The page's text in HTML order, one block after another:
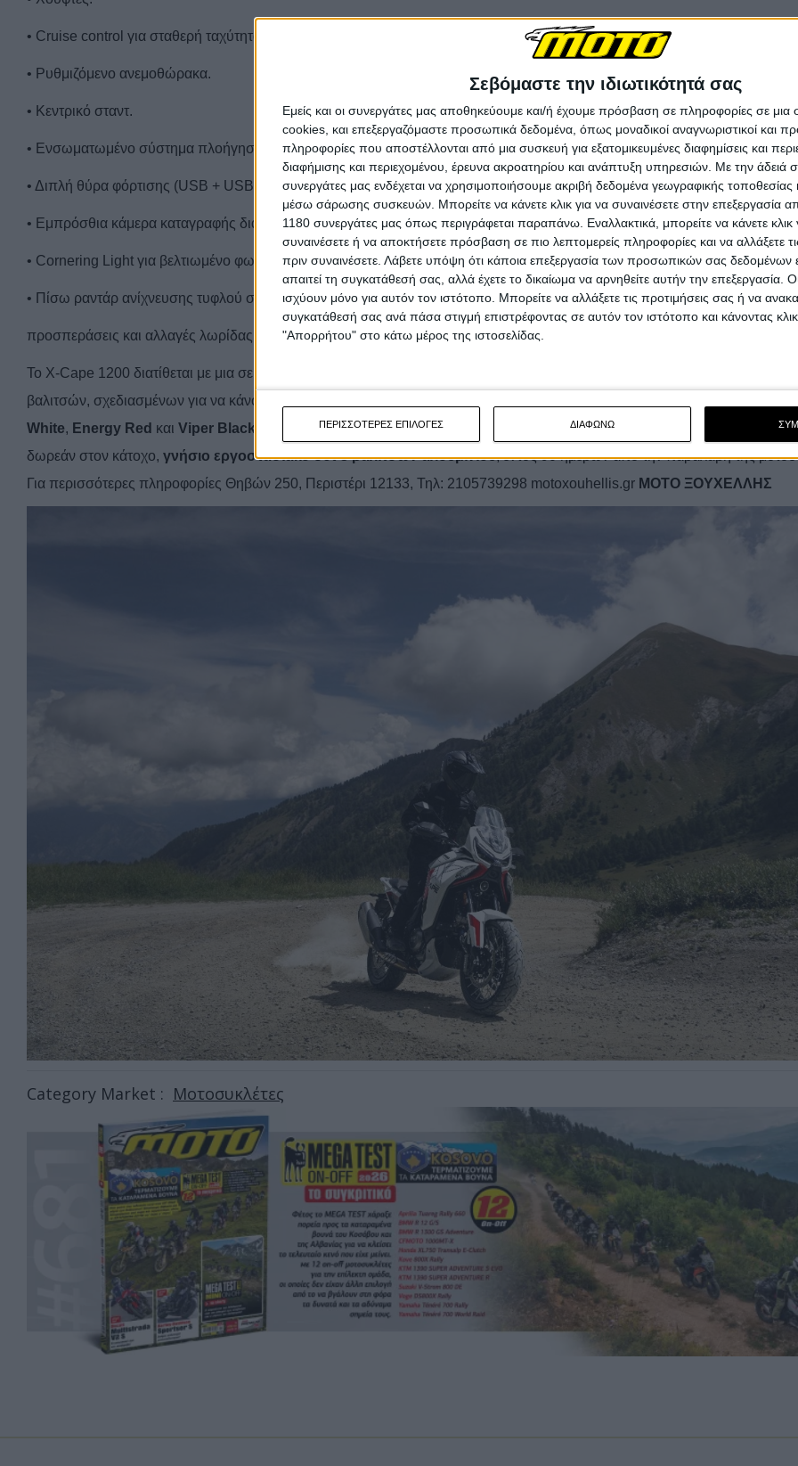
Σεβόμαστε την ιδιωτικότητά σας
Εμείς και οι συνεργάτες μας αποθηκεύουμε και/ή έχουμε πρόσβαση σε πληροφορίες σε
cookies, και επεξεργαζόμαστε προσωπικά δεδομένα, όπως μοναδικοί αναγνωριστικοί και
πληροφορίες που αποστέλλονται από μια συσκευή για εξατομικευμένες διαφημίσεις και
διαφήμισης και περιεχομένου, έρευνα ακροατηρίου και ανάπτυξη υπηρεσιών. Με την άδειά
συνεργάτες μας ενδέχεται να χρησιμοποιήσουμε ακριβή δεδομένα γεωγραφικής τοποθεσίας
μέσω σάρωσης συσκευών. Μπορείτε να κάνετε κλικ για να συναινέσετε στην επεξεργασία
1180 συνεργάτες μας όπως περιγράφεται παραπάνω. Εναλλακτικά, μπορείτε να κάνετε κλικ
συναινέσετε ή να αποκτήσετε πρόσβαση σε πιο λεπτομερείς πληροφορίες και να αλλάξετε
πριν συναινέσετε. Λάβετε υπόψη ότι κάποια επεξεργασία των προσωπικών σας δεδομένων
απαιτεί τη συγκατάθεσή σας, αλλά έχετε το δικαίωμα να αρνηθείτε αυτήν την επεξεργασία.
ισχύουν μόνο για αυτόν τον ιστότοπο. Μπορείτε να αλλάξετε τις προτιμήσεις σας ή να
συγκατάθεσή σας ανά πάσα στιγμή επιστρέφοντας σε αυτόν τον ιστότοπο και κάνοντας
"Απορρήτου" στο κάτω μέρος της ιστοσελίδας.
ΠΕΡΙΣΣΟΤΕΡΕΣ ΕΠΙΛΟΓΕΣ ΔΙΑΦΩΝΩ
• Cruise control για σταθερή ταχύτητα σε μεγάλα ταξίδια.
• Ρυθμιζόμενο ανεμοθώρακα.
• Κεντρικό σταντ.
• Ενσωματωμένο σύστημα πλοήγησης με πληροφορίες σε έγχρωμη οθόνη TFT 7”.
• Διπλή θύρα φόρτισης (USB + USB-C).
• Εμπρόσθια κάμερα καταγραφής διαδρομής.
• Cornering Light για βελτιωμένο φωτισμό σε στροφές.
• Πίσω ραντάρ ανίχνευσης τυφλού σημείου για αυξημένη ασφάλεια σε
προσπεράσεις και αλλαγές λωρίδας.
Το X-Cape 1200 διατίθεται με μια σειρά από γνήσια αξεσουάρ Moto Morini, συμπεριλαμβανομένου ενός πρακτικού σετ
βαλιτσών, σχεδιασμένων για να κάνουν κάθε ταξίδι μια μοναδική εμπειρία, χωρίς συμβιβασμούς. Διαθέσιμο σε 3 χρώματα:
White, Energy Red και Viper Black στην τιμή των€13,990και για επιβεβαιωμένες εξοφλήσεις έως 30/04/2026
θα
δωρεάν στον κάτοχο, γνήσιο εργοστασιακό σετ 3 βαλιτσών αλουμινίου, εντός 90 ημερών από την παραλαβή της
Για περισσότερες πληροφορίες Θηβών 250, Περιστέρι 12133, Τηλ: 2105739298 motoxouhellis.gr ΜΟΤΟ ΞΟΥΧΕΛΛΗΣ
Category Market : Μοτοσυκλέτες